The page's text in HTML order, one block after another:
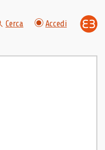
Cerca Accedi